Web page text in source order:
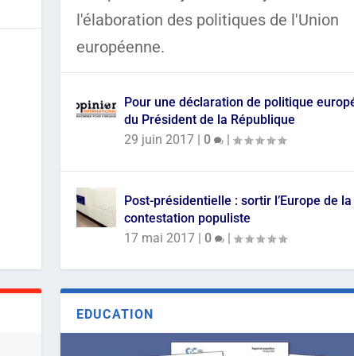
l'élaboration des politiques de l'Union
européenne.
Pour une déclaration de politique
du Président de la République
29 juin 2017| 0 |
Post-présidentielle : sortir l’Europe de la
contestation populiste
17 mai 2017| 0 |
EDUCATION